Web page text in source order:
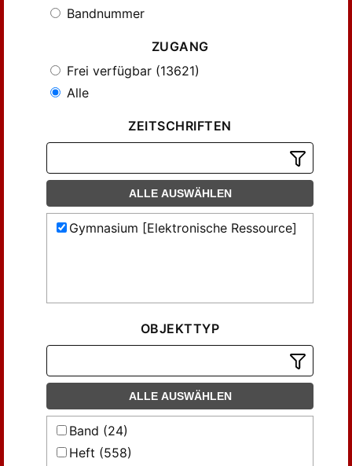
Bandnummer
ZUGANG
Frei verfügbar (13621)
Alle
ZEITSCHRIFTEN
ALLE AUSWÄHLEN
Gymnasium [Elektronische Ressource]
OBJEKTTYP
ALLE AUSWÄHLEN
Band (24)
Heft (558)